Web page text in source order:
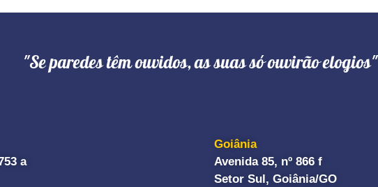
"Se paredes têm ouvidos, as suas só ouvirão elogios"
a
Goiânia
Avenida 85, nº 866 f
Setor Sul, Goiânia/GO